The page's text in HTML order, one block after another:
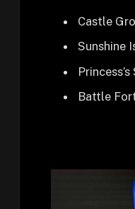
Castle
Sunshine
Battle